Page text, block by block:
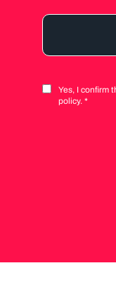
Yes, I confirm
policy. *
Alternative: